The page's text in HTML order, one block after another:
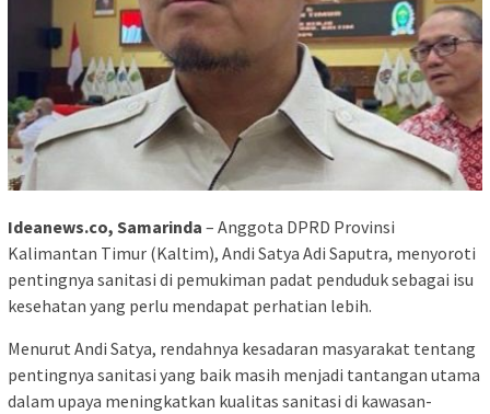
Ideanews.co, Samarinda – Anggota DPRD Provinsi
Kalimantan Timur (Kaltim), Andi Satya Adi Saputra, menyoroti
pentingnya sanitasi di pemukiman padat penduduk sebagai isu
kesehatan yang perlu mendapat perhatian lebih.
Menurut Andi Satya, rendahnya kesadaran masyarakat tentang
pentingnya sanitasi yang baik masih menjadi tantangan utama
dalam upaya meningkatkan kualitas sanitasi di kawasan-